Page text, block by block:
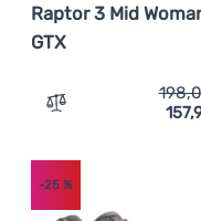
Raptor 3 Mid
GTX
Zum Vergleich
-25 %